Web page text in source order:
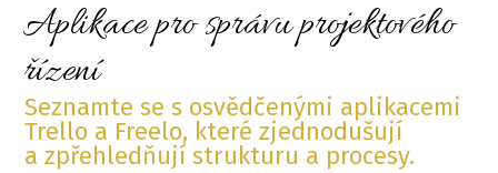
Aplikace pro správu projektového
řízení
Seznamte se s osvědčenými aplikacemi
Trello a Freelo, které zjednodušují
a zpřehledňují strukturu a procesy.